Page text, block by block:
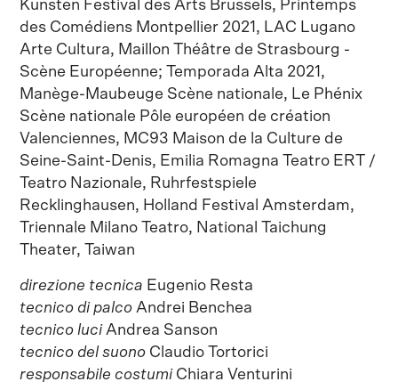
Kunsten Festival des Arts Brussels, Printemps
des Comédiens Montpellier 2021, LAC Lugano
Arte Cultura, Maillon Théâtre de Strasbourg -
Scène Européenne; Temporada Alta 2021,
Manège-Maubeuge Scène nationale, Le Phénix
Scène nationale Pôle européen de création
Valenciennes, MC93 Maison de la Culture de
Seine-Saint-Denis, Emilia Romagna Teatro ERT /
Teatro Nazionale, Ruhrfestspiele
Recklinghausen, Holland Festival Amsterdam,
Triennale Milano Teatro, National Taichung
Theater, Taiwan
direzione tecnica Eugenio Resta
tecnico di palco Andrei Benchea
tecnico luci Andrea Sanson
tecnico del suono Claudio Tortorici
responsabile costumi Chiara Venturini